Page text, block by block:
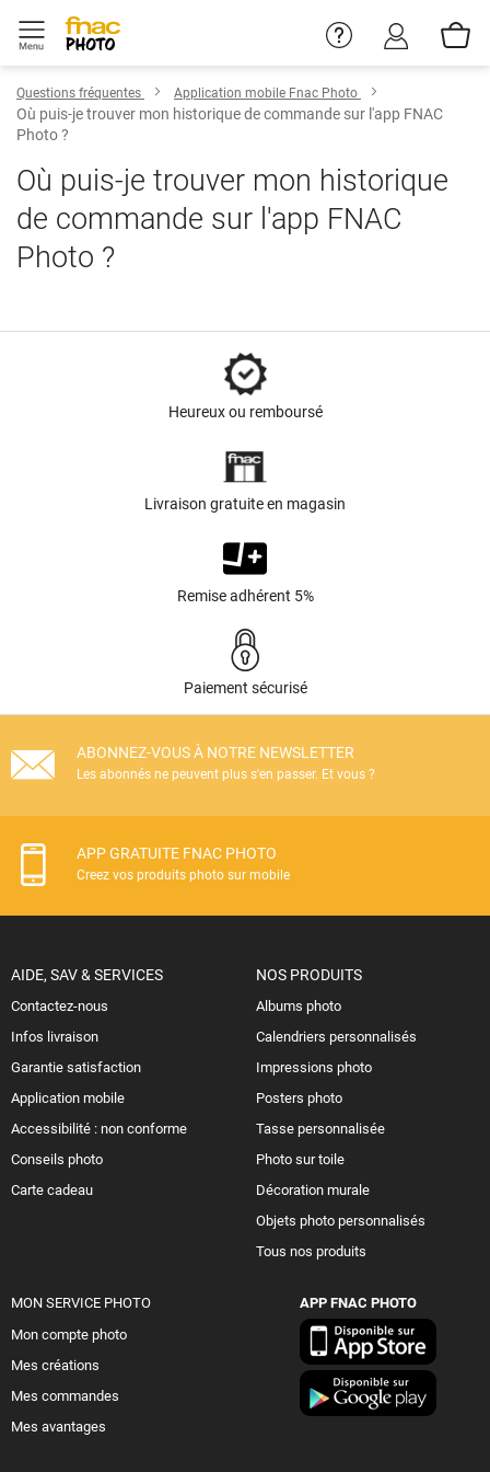
Questions fréquentes Application mobile Fnac Photo
Où puis-je trouver mon historique de commande sur l'app FNAC
Photo ?
Où puis-je trouver mon historique
de commande sur l'app FNAC
Photo ?
Heureux ou remboursé
Livraison gratuite en magasin
Remise adhérent 5%
Paiement sécurisé
ABONNEZ-VOUS À NOTRE NEWSLETTER
Les abonnés ne peuvent plus s'en passer. Et vous ?
APP GRATUITE FNAC PHOTO
Creez vos produits photo sur mobile
AIDE, SAV & SERVICES
Contactez-nous
Infos livraison
Garantie satisfaction
Application mobile
Accessibilité : non conforme
Conseils photo
Carte cadeau
NOS PRODUITS
Albums photo
Calendriers personnalisés
Impressions photo
Posters photo
Tasse personnalisée
Photo sur toile
Décoration murale
Objets photo personnalisés
Tous nos produits
MON SERVICE PHOTO
Mon compte photo
Mes créations
Mes commandes
Mes avantages
APP FNAC PHOTO